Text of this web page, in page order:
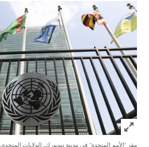
Click to expand Image
مقر "الأمم المتحدة" في مدينة نيويورك، الولايات المتحدة، 16 يوليو/تموز 2024.